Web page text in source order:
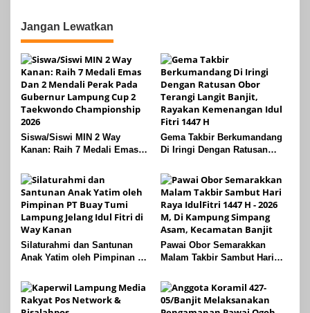
Demi Selamatkan Nyawa
Bocah 7 Tahun
Jangan Lewatkan
Siswa/Siswi MIN 2 Way
Kanan: Raih 7 Medali Emas
Gubernur Lampung Cup 2
Taekwondo Championship
2026
Gema Takbir Berkumandang
Di Iringi Dengan Ratusan
Rayakan Kemenangan Idul
Fitri 1447 H
Silaturahmi dan Santunan
Anak Yatim oleh Pimpinan PT
Idul Fitri di Way Kanan
Pawai Obor Semarakkan
Malam Takbir Sambut Hari
M, Di Kampung Simpang
Asam, Kecamatan Banjit